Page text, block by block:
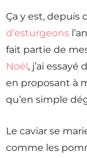
Ça y est, depuis
d’esturgeons
fait partie de
Noël , j’ai
en proposant à
qu’en simple
Le caviar se
comme les